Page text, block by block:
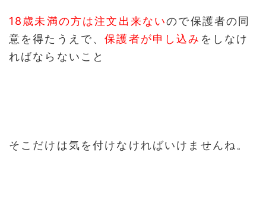
18歳未満の方は注文出来ないので保護者の同
意を得たうえで、保護者が申し込み をしなけ
ればならないこと
そこだけは気を付けなければいけませんね。